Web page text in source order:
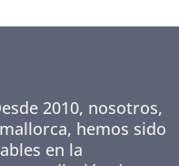
2010, nosotros,
, hemos sido
en la